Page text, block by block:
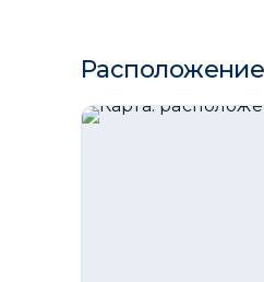
Расположение